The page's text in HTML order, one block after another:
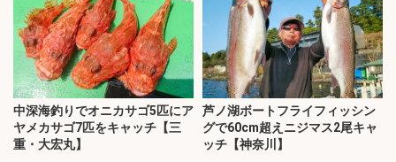
中深海釣りでオニカサゴ5匹にア
ヤメカサゴ7匹をキャッチ【三
重・大宏丸】
芦ノ湖ボートフライフィッシン
グで60cm超えニジマス2尾キャ
ッチ【神奈川】